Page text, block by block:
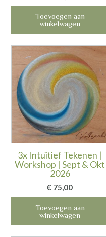
Toevoegen aan
winkelwagen
3x Intuïtief Tekenen |
Workshop | Sept & Okt
2026
€ 75,00
Toevoegen aan
winkelwagen